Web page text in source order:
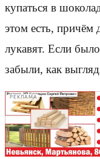
купаться в
этом есть, причём
лукавят. Если
забыли, как
РЕКЛАМА